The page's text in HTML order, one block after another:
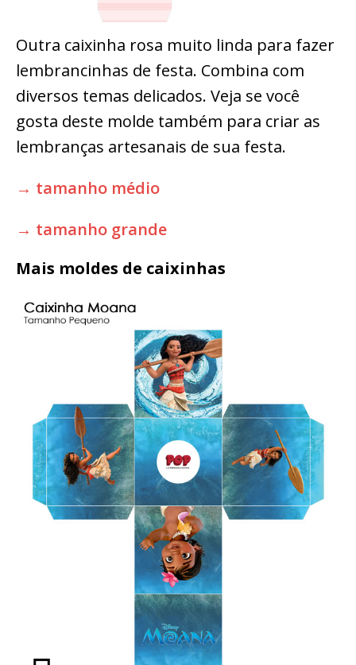
Outra caixinha rosa muito linda para fazer
lembrancinhas de festa. Combina com
diversos temas delicados. Veja se você
gosta deste molde também para criar as
lembranças artesanais de sua festa.
→ tamanho médio
→ tamanho grande
Mais moldes de caixinhas